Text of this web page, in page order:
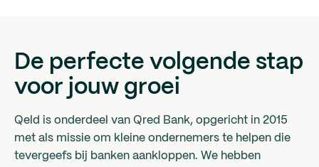
De perfecte volgende stap
voor jouw groei
Qeld is onderdeel van Qred Bank, opgericht in 2015
met als missie om kleine ondernemers te helpen die
tevergeefs bij banken aankloppen. We hebben